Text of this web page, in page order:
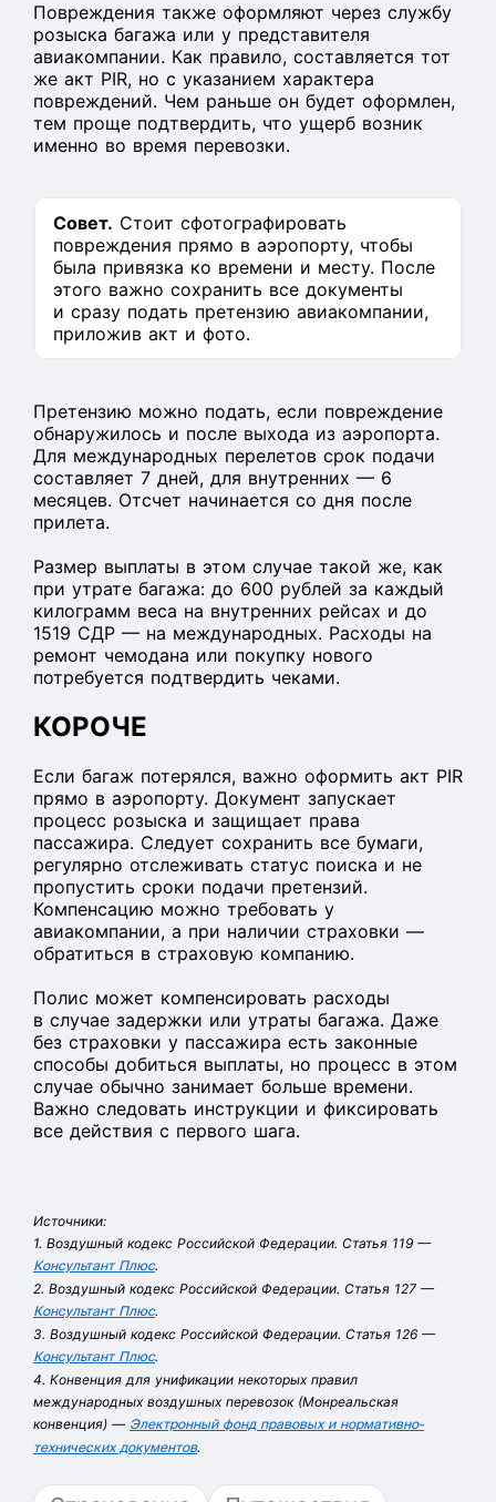
Повреждения также оформляют через службу
розыска багажа или у представителя
авиакомпании. Как правило, составляется тот
же акт PIR, но с указанием характера
повреждений. Чем раньше он будет оформлен,
тем проще подтвердить, что ущерб возник
именно во время перевозки.
Совет. Стоит сфотографировать
повреждения прямо в аэропорту, чтобы
была привязка ко времени и месту. После
этого важно сохранить все документы
и сразу подать претензию авиакомпании,
приложив акт и фото.
Претензию можно подать, если повреждение
обнаружилось и после выхода из аэропорта.
Для международных перелетов срок подачи
составляет 7 дней, для внутренних — 6
месяцев. Отсчет начинается со дня после
прилета.
Размер выплаты в этом случае такой же, как
при утрате багажа: до 600 рублей за каждый
килограмм веса на внутренних рейсах и до
1519 СДР — на международных. Расходы на
ремонт чемодана или покупку нового
потребуется подтвердить чеками.
КОРОЧЕ
Если багаж потерялся, важно оформить акт PIR
прямо в аэропорту. Документ запускает
процесс розыска и защищает права
пассажира. Следует сохранить все бумаги,
регулярно отслеживать статус поиска и не
пропустить сроки подачи претензий.
Компенсацию можно требовать у
авиакомпании, а при наличии страховки —
обратиться в страховую компанию.
Полис может компенсировать расходы
в случае задержки или утраты багажа. Даже
без страховки у пассажира есть законные
способы добиться выплаты, но процесс в этом
случае обычно занимает больше времени.
Важно следовать инструкции и фиксировать
все действия с первого шага.
Источники:
1. Воздушный кодекс Российской Федерации. Статья 119 —
Консультант Плюс.
2. Воздушный кодекс Российской Федерации. Статья 127 —
Консультант Плюс.
3. Воздушный кодекс Российской Федерации. Статья 126 —
Консультант Плюс.
4. Конвенция для унификации некоторых правил
международных воздушных перевозок (Монреальская
конвенция) — Электронный фонд правовых и нормативно-
технических документов.